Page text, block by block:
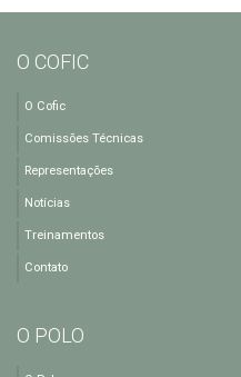
O COFIC
O Cofic
Comissões Técnicas
Representações
Notícias
Treinamentos
Contato
O POLO